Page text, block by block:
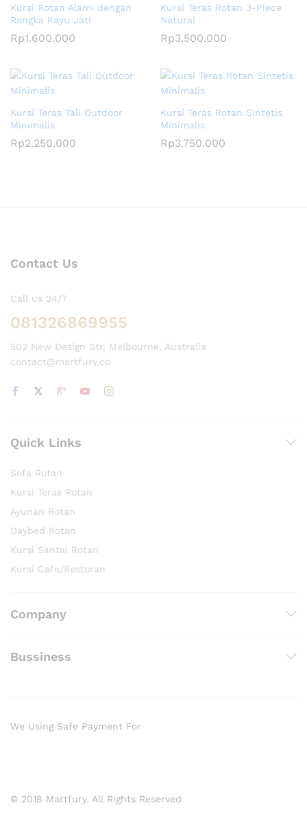
Kursi Rotan Alami dengan
Rangka Kayu Jati
Rp1.600.000
Kursi Teras Rotan 3-Piece
Natural
Rp3.500.000
Kursi Teras Tali Outdoor
Minimalis
Rp2.250.000
Kursi Teras Rotan Sintetis
Minimalis
Rp3.750.000
Contact Us
Call us 24/7
081326869955
502 New Design Str, Melbourne, Australia
contact@martfury.co
Quick Links
Sofa Rotan
Kursi Teras Rotan
Ayunan Rotan
Daybed Rotan
Kursi Santai Rotan
Kursi Cafe/Restoran
Company
Bussiness
© 2018 Martfury. All Rights Reserved
We Using Safe Payment For